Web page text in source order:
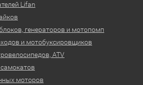
Lifan
генераторов и мотопомп
и мотобуксировщиков
ATV
моторов